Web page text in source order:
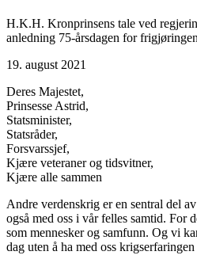
H.K.H. Kronprinsens tale ved
anledning 75-årsdagen for
19. august 2021
Deres Majestet,
Prinsesse Astrid,
Statsminister,
Statsråder,
Forsvarssjef,
Kjære veteraner og tidsvitner,
Kjære alle sammen
Andre verdenskrig er en sentral del
også med oss i vår felles samtid. For
som mennesker og samfunn. Og vi
dag uten å ha med oss